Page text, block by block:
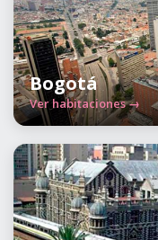
Bogotá
Ver habitaciones →